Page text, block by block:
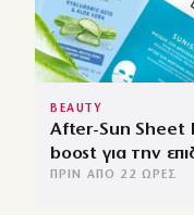
BEAUTY
After-Sun Sheet
boost για την
ΠΡΙΝ ΑΠΌ 22 ΏΡΕΣ